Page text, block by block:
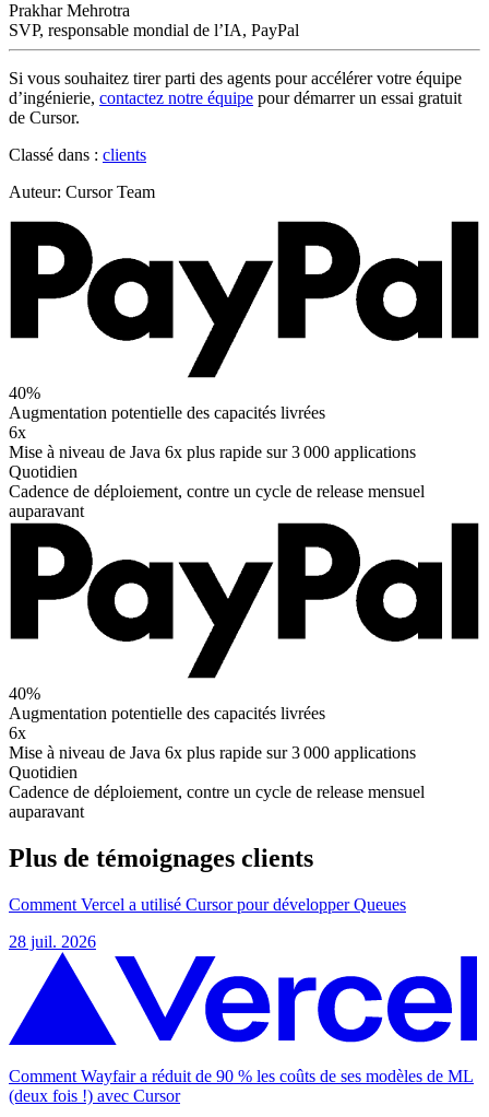
Prakhar Mehrotra
SVP, responsable mondial de l’IA, PayPal
Si vous souhaitez tirer parti des agents pour accélérer votre équipe
d’ingénierie, contactez notre équipe pour démarrer un essai gratuit
de Cursor.
Classé dans : clients
Auteur: Cursor Team
40%
Augmentation potentielle des capacités livrées
6x
Mise à niveau de Java 6x plus rapide sur 3 000 applications
Quotidien
Cadence de déploiement, contre un cycle de release mensuel
auparavant
40%
Augmentation potentielle des capacités livrées
6x
Mise à niveau de Java 6x plus rapide sur 3 000 applications
Quotidien
Cadence de déploiement, contre un cycle de release mensuel
auparavant
Plus de témoignages clients
Comment Vercel a utilisé Cursor pour développer Queues
28 juil. 2026
Comment Wayfair a réduit de 90 % les coûts de ses modèles de ML
(deux fois !) avec Cursor